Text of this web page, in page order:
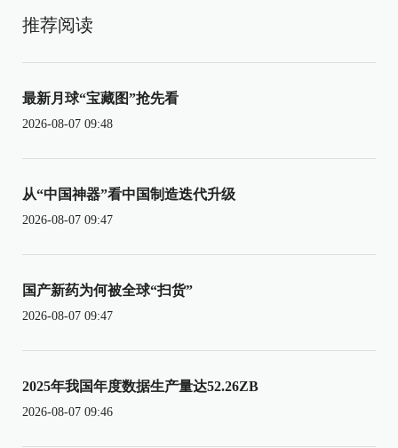
推荐阅读
最新月球“宝藏图”抢先看
2026-08-07 09:48
从“中国神器”看中国制造迭代升级
2026-08-07 09:47
国产新药为何被全球“扫货”
2026-08-07 09:47
2025年我国年度数据生产量达52.26ZB
2026-08-07 09:46